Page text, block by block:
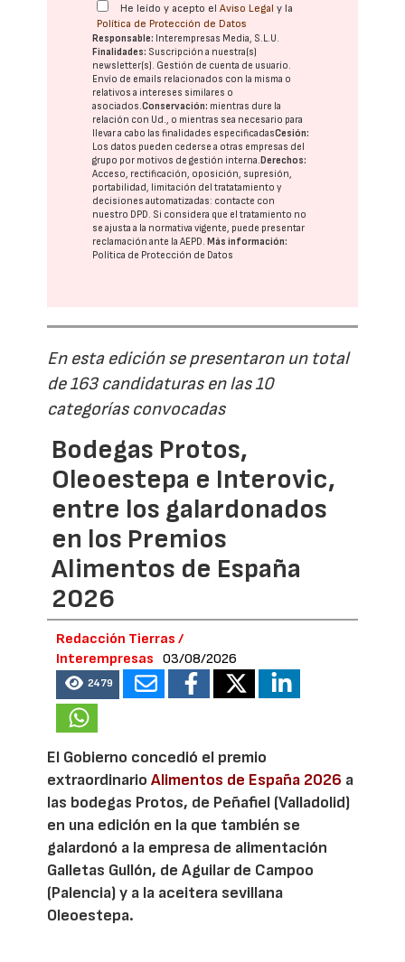
He leído y acepto elAviso Legal y la
Política de Protección de Datos
Responsable: Interempresas Media, S.L.U.
Finalidades: Suscripción a nuestra(s)
newsletter(s). Gestión de cuenta de usuario.
Envío de emails relacionados con la misma o
relativos a intereses similares o
asociados.Conservación: mientras dure la
relación con Ud., o mientras sea necesario para
llevar a cabo las finalidades especificadasCesión:
Los datos pueden cederse a otras empresas del
grupo por motivos de gestión interna.Derechos:
Acceso, rectificación, oposición, supresión,
portabilidad, limitación del tratatamiento y
decisiones automatizadas: contacte con
nuestro DPD. Si considera que el tratamiento no
se ajusta a la normativa vigente, puede presentar
reclamación ante laAEPD.Más información:
Política de Protección de Datos
En esta edición se presentaron un total
de 163 candidaturas en las 10
categorías convocadas
Bodegas Protos,
Oleoestepa e Interovic,
entre los galardonados
en los Premios
Alimentos de España
2026
Redacción Tierras /
Interempresas
03/08/2026
2479
El Gobierno concedió el premio
extraordinarioAlimentos de España 2026 a
las bodegas Protos, de Peñafiel (Valladolid)
en una edición en la que también se
galardonó a la empresa de alimentación
Galletas Gullón, de Aguilar de Campoo
(Palencia) y a la aceitera sevillana
Oleoestepa.